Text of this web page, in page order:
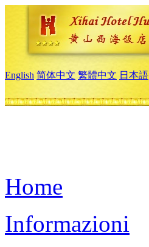
English 简体中文 繁體中文 日本語
Home
Informazioni